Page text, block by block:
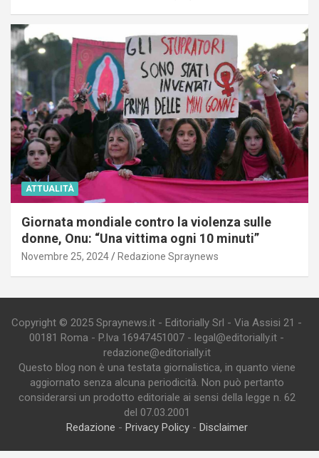
ATTUALITÀ
Giornata mondiale contro la violenza sulle
donne, Onu: “Una vittima ogni 10 minuti”
Novembre 25, 2024 Redazione Spraynews
Copyright © 2025 Spraynews.it - Editorially Srl - Via Assisi 21 -
00181 Roma - P.Iva 16947451007 - legal@editorially.it -
redazione@editorially.it
Questo blog non è una testata giornalistica, in quanto viene
aggiornato senza alcuna periodicità. Non può pertanto
considerarsi un prodotto editoriale ai sensi della legge n. 62
del 07.03.2001
Redazione - Privacy Policy- Disclaimer